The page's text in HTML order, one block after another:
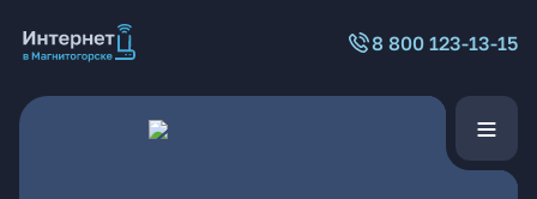
8 800 123-13-15